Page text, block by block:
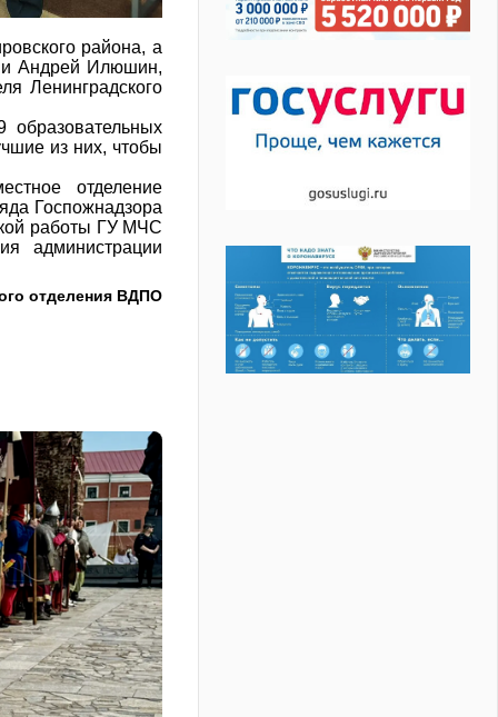
района, а
Андрей Илюшин,
Ленинградского
из них, чтобы
отделение
Госпожнадзора
работы ГУ МЧС
администрации
отделения ВДПО